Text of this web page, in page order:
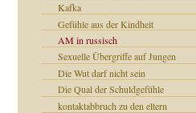
durch einen
Kafka
Gefühle aus der Kindheit
AM in russisch
Sexuelle Übergriffe auf Jungen
Die Wut darf nicht sein
Die Qual der Schuldgefühle
kontaktabbruch zu den eltern